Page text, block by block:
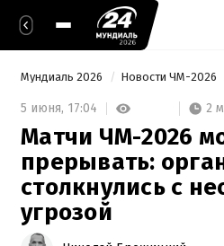
Мундиаль 2026 Новости ЧМ-2026
5 июня, 17:04 2
Матчи ЧМ-2026
прерывать:
столкнулись с
угрозой